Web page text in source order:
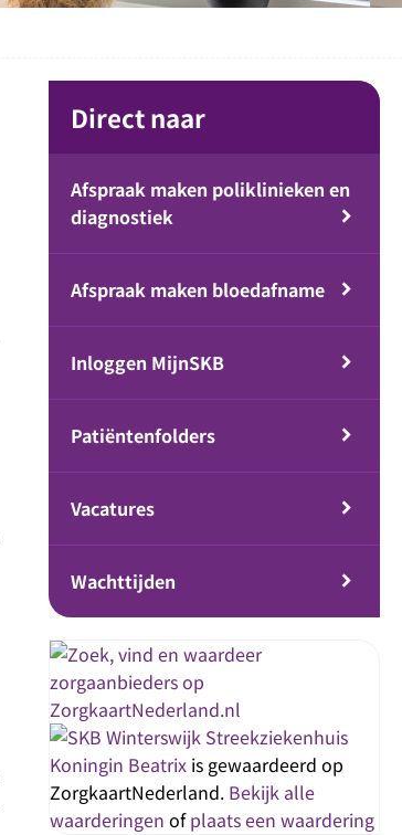
Direct naar
Afspraak maken poliklinieken en
diagnostiek
Afspraak maken bloedafname
Inloggen MijnSKB
Patiëntenfolders
Vacatures
Wachttijden
Streekziekenhuis
Koningin Beatrix is gewaardeerd op
ZorgkaartNederland. Bekijk alle
waarderingen ofplaats een waardering